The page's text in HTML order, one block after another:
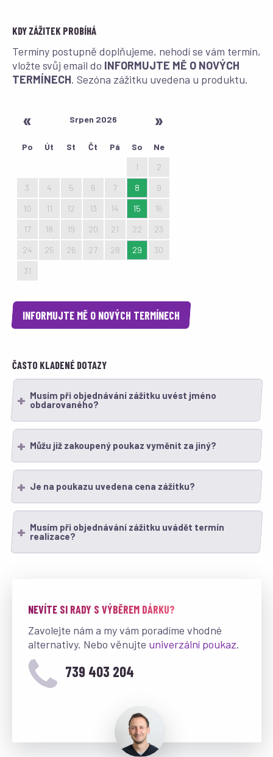
KDY ZÁŽITEK PROBÍHÁ
Termíny postupně doplňujeme, nehodí se vám termín,
vložte svůj email do INFORMUJTE MĚ O NOVÝCH
TERMÍNECH. Sezóna zážitku uvedena u produktu.
Srpen 2026
Po Út St Čt Pá So
Ne
1
2
3
4 5 6 7 8
9
10
11 12 13 14 15
16
17
18 19 20 21 22
23
24
25 26 27 28 29
30
31
INFORMUJTE MĚ O NOVÝCH TERMÍNECH
ČASTO KLADENÉ DOTAZY
Musím při objednávání zážitku uvést jméno
obdarovaného?
Můžu již zakoupený poukaz vyměnit za jiný?
Je na poukazu uvedena cena zážitku?
Musím při objednávání zážitku uvádět termín
realizace?
NEVÍTE SI RADY S VÝBĚREM DÁRKU?
Zavolejte nám a my vám poradíme vhodné
alternativy. Nebo věnujte univerzální poukaz.
739 403 204